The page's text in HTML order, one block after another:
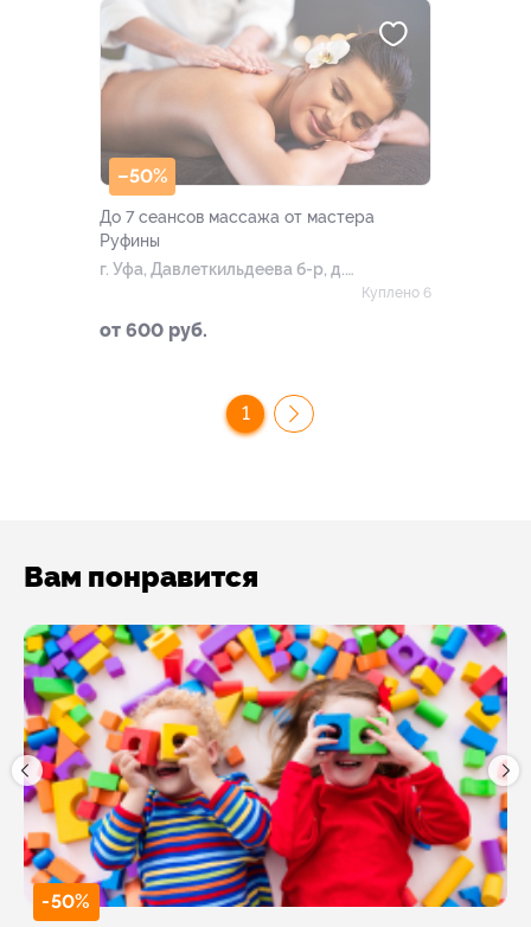
–50%
До 7 сеансов массажа от мастера
Руфины
г. Уфа, Давлеткильдеева б-р, д.
от 600 руб.
Куплено 6
1
Вам понравится
-50%